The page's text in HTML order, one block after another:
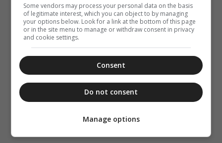
Some vendors may process your personal data on the basis
of legitimate interest, which you can object to by managing
your options below. Look for a link at the bottom of this page
or in the site menu to manage or withdraw consent in privacy
and cookie settings.
Consent
Do not consent
Manage options